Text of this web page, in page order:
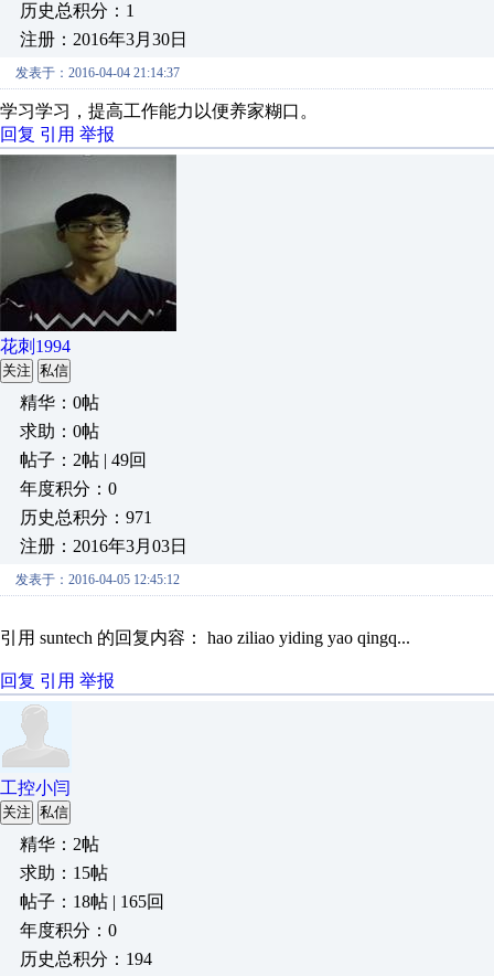
历史总积分：1
注册：2016年3月30日
发表于：2016-04-04 21:14:37
学习学习，提高工作能力以便养家糊口。
回复 引用 举报
花刺1994
关注 私信
精华：0帖
求助：0帖
帖子：2帖 | 49回
年度积分：0
历史总积分：971
注册：2016年3月03日
发表于：2016-04-05 12:45:12
引用 suntech 的回复内容： hao ziliao yiding yao qingq...
回复 引用 举报
工控小闫
关注 私信
精华：2帖
求助：15帖
帖子：18帖 | 165回
年度积分：0
历史总积分：194